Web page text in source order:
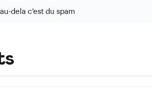
dela c'est du spam